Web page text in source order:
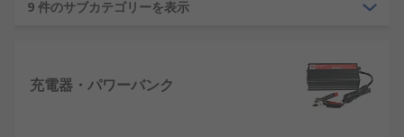
製の単四及び単一電池、 Duracell (デュラセル)、
どのような種類の電池があります
9 件のサブカテゴリーを表示
充電器・パワーバンク